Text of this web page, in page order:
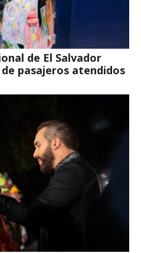
de El Salvador
pasajeros atendidos